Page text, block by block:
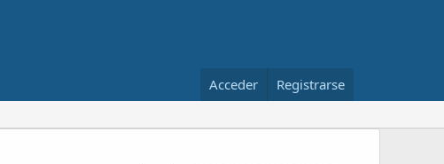
Acceder Registrarse